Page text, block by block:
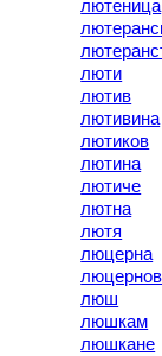
лютеница
люти
лютив
лютивина
лютиков
лютина
лютиче
лютна
лютя
люцерна
люцернов
люш
люшкам
люшкане